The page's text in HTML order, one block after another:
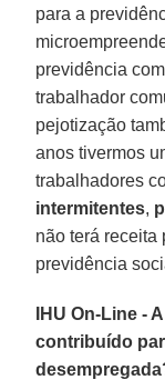
para a
previdência
trabalhador
pejotização
anos tivermos
trabalhadores
intermitentes,
não terá receita
previdência
IHU On-Line -
contribuído